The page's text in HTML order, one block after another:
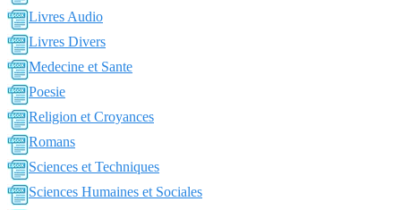
Livres Audio
Livres Divers
Medecine et Sante
Poesie
Religion et Croyances
Romans
Sciences et Techniques
Sciences Humaines et Sociales